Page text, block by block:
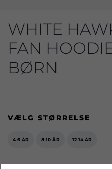
WHITE
FAN
BØRN
VÆLG STØRRELSE
4-6 ÅR 8-10 ÅR 12-14 ÅR